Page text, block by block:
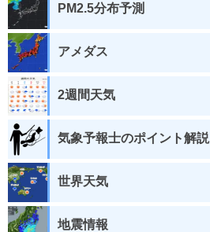
PM2.5分布予測
アメダス
2週間天気
気象予報士のポイント解説
世界天気
地震情報